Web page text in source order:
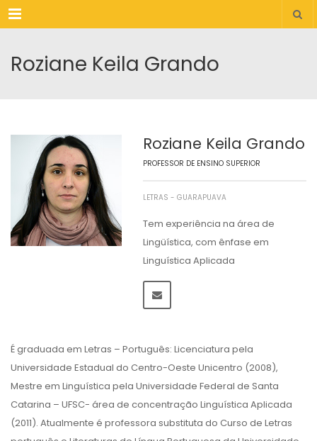
Menu
Roziane Keila Grando
Roziane Keila Grando
PROFESSOR DE ENSINO SUPERIOR
LETRAS - GUARAPUAVA
Tem experiência na área de
Lingüística, com ênfase em
Linguística Aplicada
É graduada em Letras – Português: Licenciatura pela
Universidade Estadual do Centro-Oeste Unicentro (2008),
Mestre em Linguística pela Universidade Federal de Santa
Catarina – UFSC- área de concentração Linguística Aplicada
(2011). Atualmente é professora substituta do Curso de Letras